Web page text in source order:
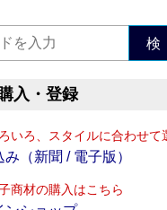
入・登録
いろ、スタイルに合わせて
（新聞 / 電子版）
商材の購入はこちら